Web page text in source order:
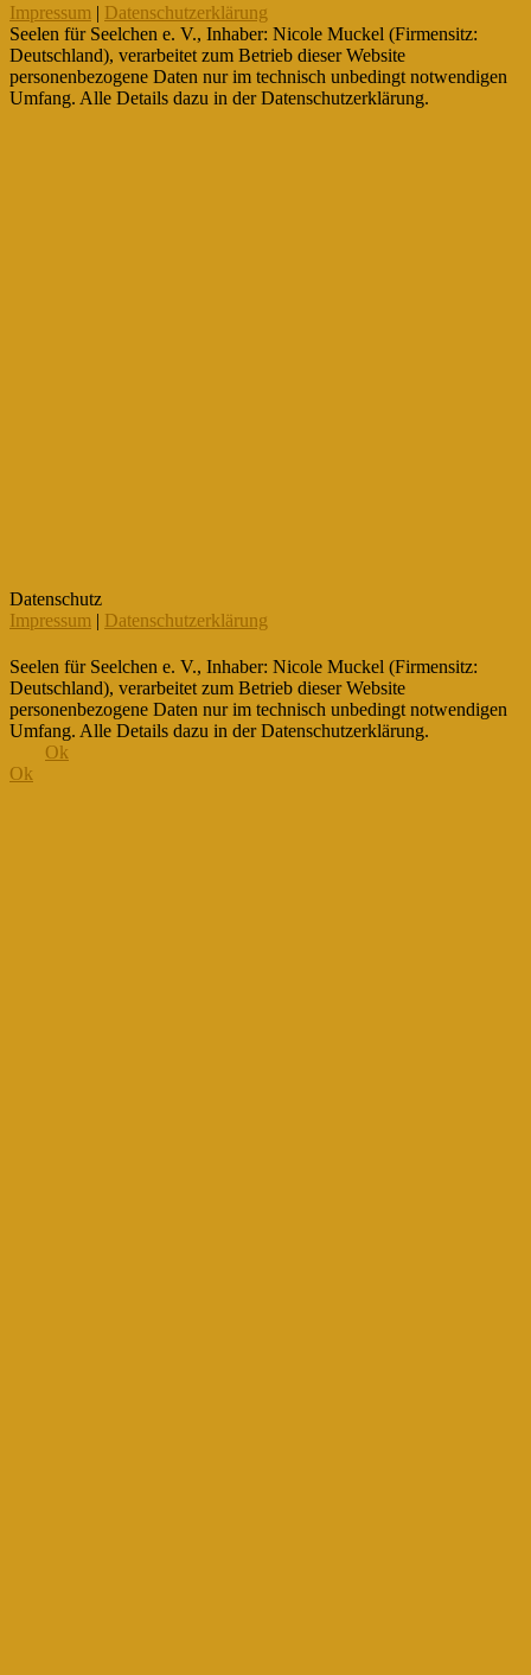
Impressum | Datenschutzerklärung
Seelen für Seelchen e. V., Inhaber: Nicole Muckel (Firmensitz:
Deutschland), verarbeitet zum Betrieb dieser Website
personenbezogene Daten nur im technisch unbedingt notwendigen
Umfang. Alle Details dazu in der Datenschutzerklärung.
Datenschutz
Impressum | Datenschutzerklärung
Seelen für Seelchen e. V., Inhaber: Nicole Muckel (Firmensitz:
Deutschland), verarbeitet zum Betrieb dieser Website
personenbezogene Daten nur im technisch unbedingt notwendigen
Umfang. Alle Details dazu in der Datenschutzerklärung.
Ok
Ok